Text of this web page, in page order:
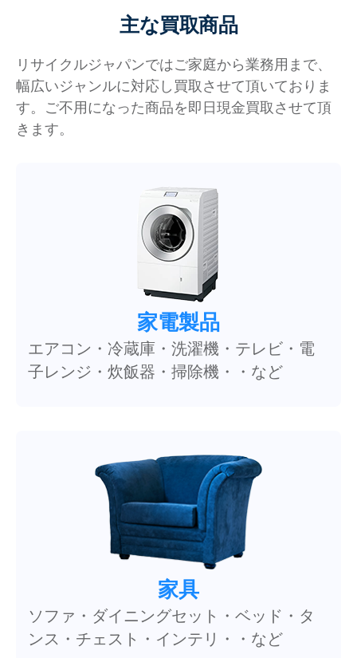
主な買取商品
リサイクルジャパンではご家庭から業務用まで、
幅広いジャンルに対応し買取させて頂いておりま
す。ご不用になった商品を即日現金買取させて頂
きます。
家電製品
エアコン・冷蔵庫・洗濯機・テレビ・電
子レンジ・炊飯器・掃除機・・など
家具
ソファ・ダイニングセット・ベッド・タ
ンス・チェスト・インテリ・・など